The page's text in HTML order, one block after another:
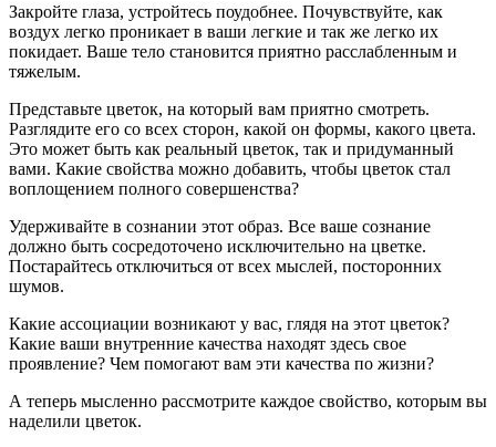
Закройте глаза, устройтесь поудобнее. Почувствуйте, как
воздух легко проникает в ваши легкие и так же легко их
покидает. Ваше тело становится приятно расслабленным и
тяжелым.
Представьте цветок, на который вам приятно смотреть.
Разглядите его со всех сторон, какой он формы, какого цвета.
Это может быть как реальный цветок, так и придуманный
вами. Какие свойства можно добавить, чтобы цветок стал
воплощением полного совершенства?
Удерживайте в сознании этот образ. Все ваше сознание
должно быть сосредоточено исключительно на цветке.
Постарайтесь отключиться от всех мыслей, посторонних
шумов.
Какие ассоциации возникают у вас, глядя на этот цветок?
Какие ваши внутренние качества находят здесь свое
проявление? Чем помогают вам эти качества по жизни?
А теперь мысленно рассмотрите каждое свойство, которым вы
наделили цветок.